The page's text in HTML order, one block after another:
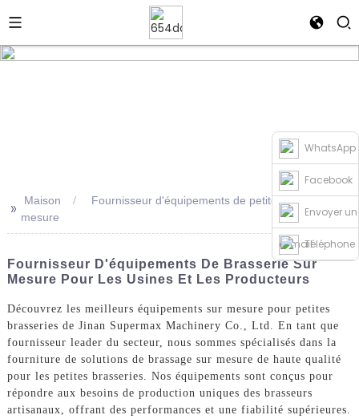
WhatsApp
Facebook
Envoyer un
e-mailTéléphone
>> Maison
Fournisseur d'équipements de petite brasserie sur
mesure
Fournisseur D'équipements De Brasserie Sur
Mesure Pour Les Usines Et Les Producteurs
Découvrez les meilleurs équipements sur mesure pour petites
brasseries de Jinan Supermax Machinery Co., Ltd. En tant que
fournisseur leader du secteur, nous sommes spécialisés dans la
fourniture de solutions de brassage sur mesure de haute qualité
pour les petites brasseries. Nos équipements sont conçus pour
répondre aux besoins de production uniques des brasseurs
artisanaux, offrant des performances et une fiabilité supérieures.